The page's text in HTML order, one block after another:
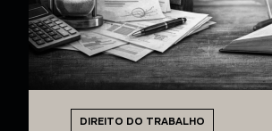
DIREITO DO TRABALHO